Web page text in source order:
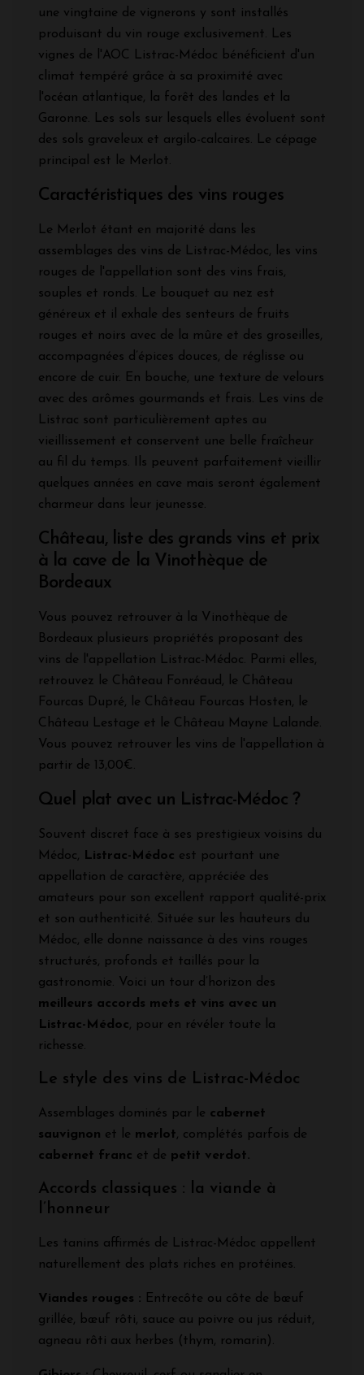
une vingtaine de vignerons y sont installés
produisant du vin rouge exclusivement. Les
vignes de l'AOC Listrac-Médoc bénéficient d'un
climat tempéré grâce à sa proximité avec
l'océan atlantique, la forêt des landes et la
Garonne. Les sols sur lesquels elles évoluent sont
des sols graveleux et argilo-calcaires. Le cépage
principal est le Merlot.
Caractéristiques des vins rouges
Le Merlot étant en majorité dans les
assemblages des vins de Listrac-Médoc, les vins
rouges de l'appellation sont des vins frais,
souples et ronds. Le bouquet au nez est
généreux et il exhale des senteurs de fruits
rouges et noirs avec de la mûre et des groseilles,
accompagnées d’épices douces, de réglisse ou
encore de cuir. En bouche, une texture de velours
avec des arômes gourmands et frais. Les vins de
Listrac sont particulièrement aptes au
vieillissement et conservent une belle fraîcheur
au fil du temps. Ils peuvent parfaitement vieillir
quelques années en cave mais seront également
charmeur dans leur jeunesse.
Château, liste des grands vins et prix
à la cave de la Vinothèque de
Bordeaux
Vous pouvez retrouver à la Vinothèque de
Bordeaux plusieurs propriétés proposant des
vins de l'appellation Listrac-Médoc. Parmi elles,
retrouvez le Château Fonréaud, le Château
Fourcas Dupré, le Château Fourcas Hosten, le
Château Lestage et le Château Mayne Lalande.
Vous pouvez retrouver les vins de l'appellation à
partir de 13,00€.
Quel plat avec un Listrac-Médoc ?
Souvent discret face à ses prestigieux voisins du
Médoc,
Listrac-Médoc est pourtant une
appellation de caractère, appréciée des
amateurs pour son excellent rapport qualité-prix
et son authenticité. Située sur les hauteurs du
Médoc, elle donne naissance à des vins rouges
structurés, profonds et taillés pour la
gastronomie. Voici un tour d’horizon des
meilleurs accords mets et vins avec un
Listrac-Médoc, pour en révéler toute la
richesse.
Le style des vins de Listrac-Médoc
Assemblages dominés par le cabernet
sauvignon et le merlot, complétés parfois de
cabernet franc et de petit verdot.
Accords classiques : la viande à
l’honneur
Les tanins affirmés de Listrac-Médoc appellent
naturellement des plats riches en protéines.
Viandes rouges : Entrecôte ou côte de bœuf
grillée, bœuf rôti, sauce au poivre ou jus réduit,
agneau rôti aux herbes (thym, romarin).